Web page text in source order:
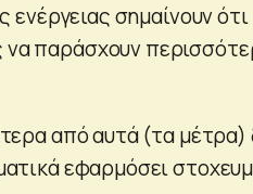
ενέργειας σημαίνουν ότι
παράσχουν
από αυτά (τα μέτρα)
εφαρμόσει